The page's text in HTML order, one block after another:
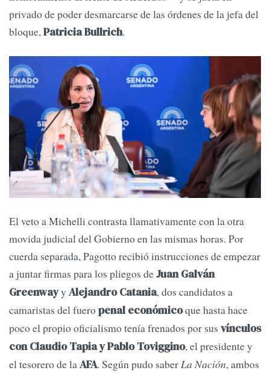
privado de poder desmarcarse de las órdenes de la jefa del
bloque,Patricia Bullrich.
El veto a Michelli contrasta llamativamente con la otra
movida judicial del Gobierno en las mismas horas. Por
cuerda separada, Pagotto recibió instrucciones de empezar
a juntar firmas para los pliegos deJuan Galván
Greenwayy Alejandro Catania, dos candidatos a
camaristas del fueropenal económicoque hasta hace
poco el propio oficialismo tenía frenados por sus vínculos
con Claudio Tapia y Pablo Toviggino, el presidente y
el tesorero de laAFA. Según pudo saberLa Nación, ambos